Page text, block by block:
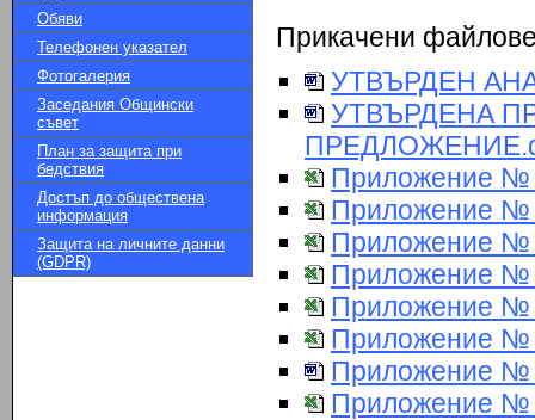
Обяви
Телефонен указател
Фотогалерия
Заседания Общински
съвет
План за защита при
бедствия
Достъп до обществена
информация
Защита на личните данни
(GDPR)
Прикачени
УТВЪРДЕН
УТВЪРДЕНА
Приложение №
Приложение №
Приложение №
Приложение
Приложение №
Приложение №
Приложение №
Приложение